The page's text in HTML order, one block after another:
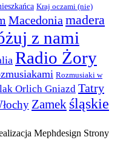
Kraj oczami (nie)
Macedonia madera
z nami
Radio Żory
Rozmusiaki w
Orlich Gniazd Tatry
Zamek śląskie
Mephdesign Strony